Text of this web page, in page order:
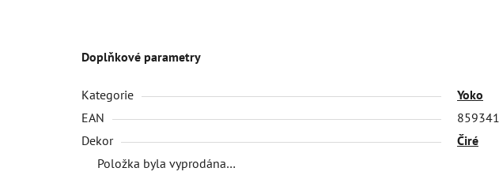
Doplňkové parametry
Kategorie
Yoko
EAN
Dekor
Čiré
Položka byla vyprodána…